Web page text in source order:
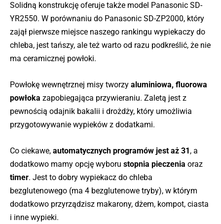
Solidną konstrukcję oferuje także model Panasonic SD-
YR2550. W porównaniu do Panasonic SD-ZP2000, który
zajął pierwsze miejsce naszego rankingu wypiekaczy do
chleba, jest tańszy, ale też warto od razu podkreślić, że nie
ma ceramicznej powłoki.
Powłokę wewnętrznej misy tworzy aluminiowa, fluorowa
powłoka zapobiegająca przywieraniu. Zaletą jest z
pewnością odajnik bakalii i drożdży, który umożliwia
przygotowywanie wypieków z dodatkami.
Co ciekawe, automatycznych programów jest aż 31, a
dodatkowo mamy opcję wyboru stopnia pieczenia oraz
timer. Jest to dobry wypiekacz do chleba
bezglutenowego (ma 4 bezglutenowe tryby), w którym
dodatkowo przyrządzisz makarony, dżem, kompot, ciasta
i inne wypieki.